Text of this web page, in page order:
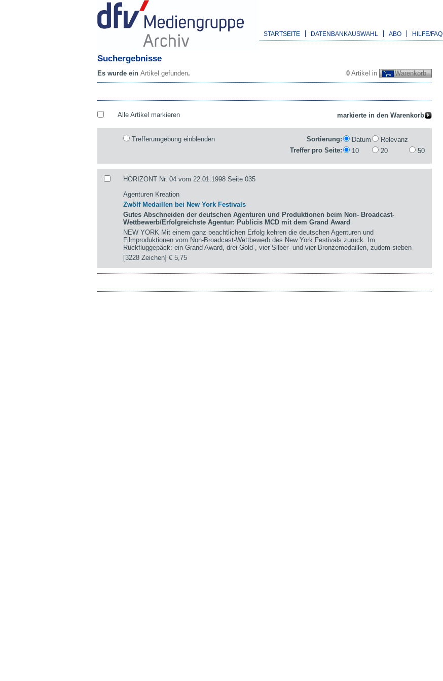
STARTSEITE DATENBANKAUSWAHL ABO HILFE/FAQ
Suchergebnisse
0 Artikel in Warenkorb
Es wurde ein Artikel gefunden.
Alle Artikel markieren
Trefferumgebung einblenden Sortierung: Datum
Relevanz
Treffer pro Seite:
10 20 50
HORIZONT Nr. 04 vom 22.01.1998 Seite 035
Agenturen Kreation
Zwölf Medaillen bei New York Festivals
Gutes Abschneiden der deutschen Agenturen und Produktionen beim Non- Broadcast-
Wettbewerb/Erfolgreichste Agentur: Publicis MCD mit dem Grand Award
NEW YORK Mit einem ganz beachtlichen Erfolg kehren die deutschen Agenturen und
Filmproduktionen vom Non-Broadcast-Wettbewerb des New York Festivals zurück. Im
Rückfluggepäck: ein Grand Award, drei Gold-, vier Silber- und vier Bronzemedaillen, zudem sieben
[3228 Zeichen]€ 5,75